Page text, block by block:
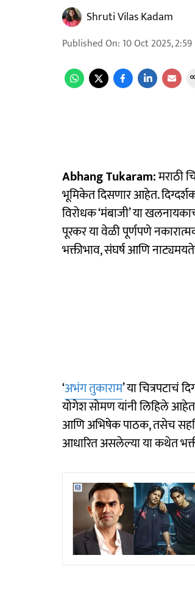
Shruti Vilas Kadam
Published On: 10 Oct 2025,
Abhang Tukaram:मराठी
भूमिकेत दिसणार आहेत.
विरोधक ‘मंबाजी’ या
पूरकर या वेळी पूर्णपणे
भक्तीभाव, संघर्ष आणि
‘अभंग तुकाराम’ या
योगेश सोमण यांनी लिहिले
आणि अभिषेक पाठक, तसेच
आधारित असलेल्या या कथेत